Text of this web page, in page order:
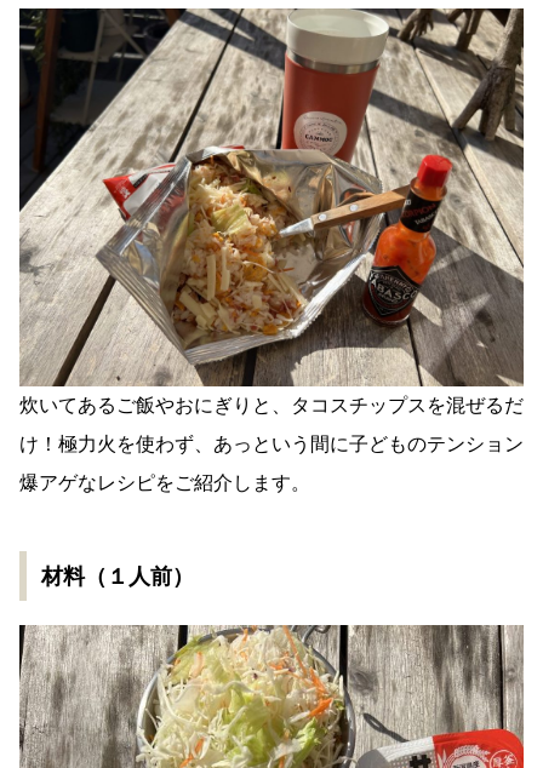
炊いてあるご飯やおにぎりと、タコスチップスを混ぜるだ
け！ 極力火を使わず、あっという間に子どものテンション
爆アゲなレシピをご紹介します。
材料（１人前）